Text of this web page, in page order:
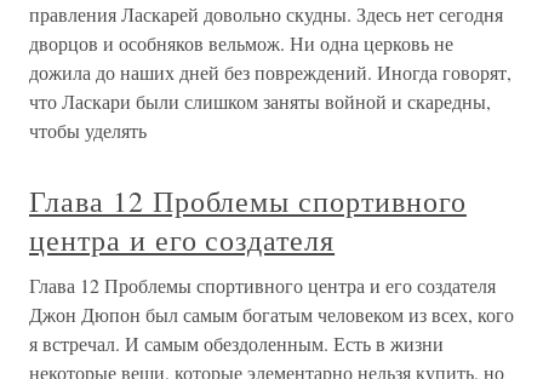
правления Ласкарей довольно скудны. Здесь нет сегодня
дворцов и особняков вельмож. Ни одна церковь не
дожила до наших дней без повреждений. Иногда говорят,
что Ласкари были слишком заняты войной и скаредны,
чтобы уделять
Глава 12 Проблемы спортивного
центра и его создателя
Глава 12 Проблемы спортивного центра и его создателя
Джон Дюпон был самым богатым человеком из всех, кого
я встречал. И самым обездоленным. Есть в жизни
некоторые вещи, которые элементарно нельзя купить, но